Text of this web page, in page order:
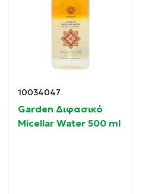
10034047
Garden Διφασικό
Micellar Water 500 ml